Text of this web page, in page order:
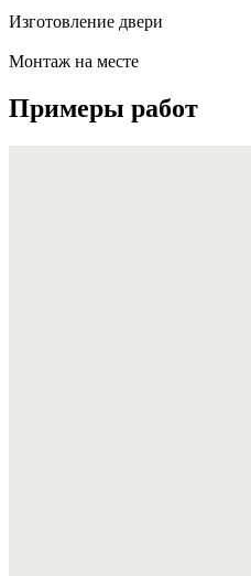
Изготовление двери
Монтаж на месте
Примеры работ